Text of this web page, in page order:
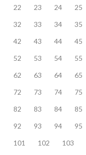
22
23 24 25
32
33 34 35
42
43 44 45
52
53 54 55
62
63 64 65
72
73 74 75
82
83 84 85
92
93 94 95
101
102 103